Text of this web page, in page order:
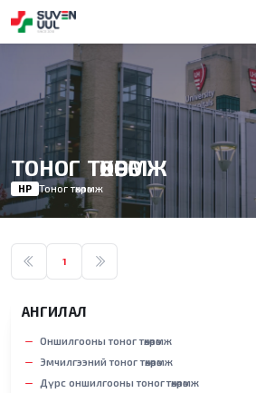
ТОНОГ ТӨХӨӨРӨМЖ
НҮҮР Тоног төхөөрөмж
1
АНГИЛАЛ
Оншилгооны тоног төхөөрөмж
Эмчилгээний тоног төхөөрөмж
Дүрс оншилгооны тоног төхөөрөмж